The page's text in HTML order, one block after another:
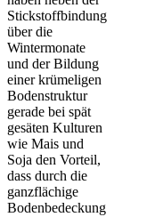
Stickstoffbindung
über die
Wintermonate
und der Bildung
einer krümeligen
Bodenstruktur
gerade bei spät
gesäten Kulturen
wie Mais und
Soja den Vorteil,
dass durch die
ganzflächige
Bodenbedeckung